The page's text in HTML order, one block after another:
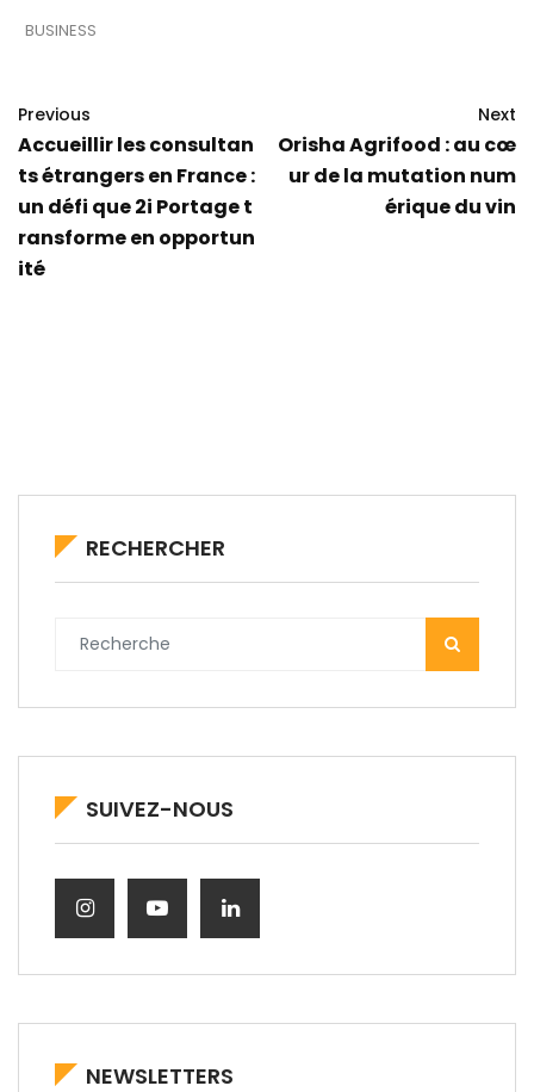
BUSINESS
Previous
Accueillir les consultan
ts étrangers en France :
un défi que 2i Portage t
ransforme en opportun
ité
Next
Orisha Agrifood : au cœ
ur de la mutation num
érique du vin
RECHERCHER
SUIVEZ-NOUS
NEWSLETTERS